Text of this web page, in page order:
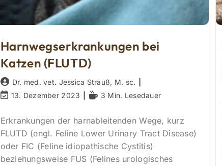
Harnwegserkrankungen bei
Katzen (FLUTD)
Beitrags-
Autor:
Dr. med. vet. Jessica Strauß, M. sc.
Beitrag
geändert
13. Dezember 2023 Lesedauer:
3 Min. Lesedauer
Erkrankungen der harnableitenden Wege, kurz
FLUTD (engl. Feline Lower Urinary Tract Disease)
oder FIC (Feline idiopathische Cystitis)
beziehungsweise FUS (Felines urologisches